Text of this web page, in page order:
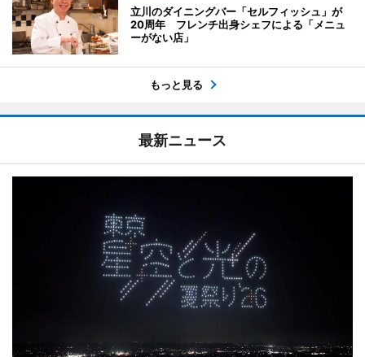
立川のダイニングバー「セルフィッシュ」が
20周年 フレンチ出身シェフによる「メニュ
ーがない店」
もっと見る
最新ニュース